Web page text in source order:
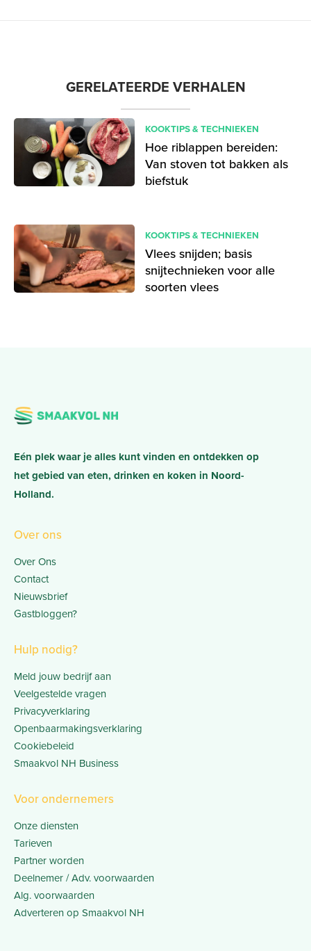
GERELATEERDE VERHALEN
KOOKTIPS & TECHNIEKEN
Hoe riblappen bereiden:
Van stoven tot bakken als
biefstuk
KOOKTIPS & TECHNIEKEN
Vlees snijden; basis
snijtechnieken voor alle
soorten vlees
Eén plek waar je alles kunt vinden en ontdekken op
het gebied van eten, drinken en koken in Noord-
Holland.
Over ons
Over Ons
Contact
Nieuwsbrief
Gastbloggen?
Hulp nodig?
Meld jouw bedrijf aan
Veelgestelde vragen
Privacyverklaring
Openbaarmakingsverklaring
Cookiebeleid
Smaakvol NH Business
Voor ondernemers
Onze diensten
Tarieven
Partner worden
Deelnemer / Adv. voorwaarden
Alg. voorwaarden
Adverteren op Smaakvol NH